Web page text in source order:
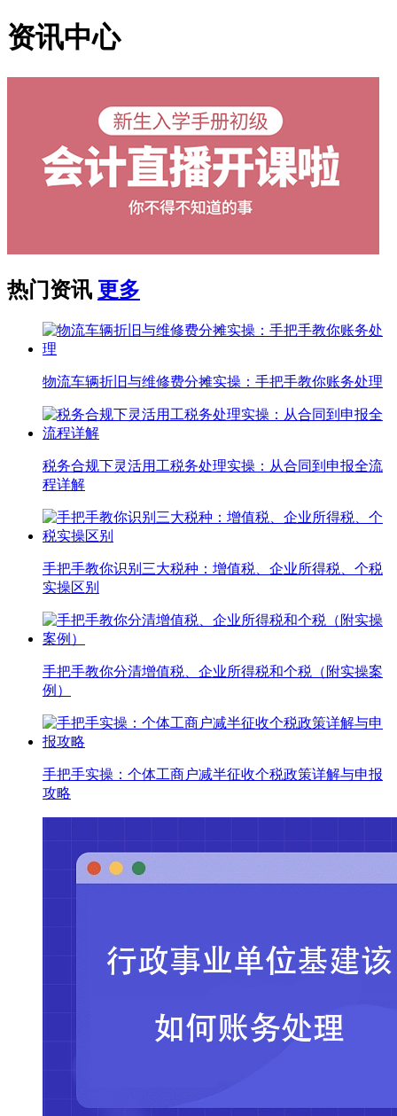
资讯中心
热门资讯 更多
物流车辆折旧与维修费分摊实操：手把手教你账务处理
税务合规下灵活用工税务处理实操：从合同到申报全流
程详解
手把手教你识别三大税种：增值税、企业所得税、个税
实操区别
手把手教你分清增值税、企业所得税和个税（附实操案
例）
手把手实操：个体工商户减半征收个税政策详解与申报
攻略